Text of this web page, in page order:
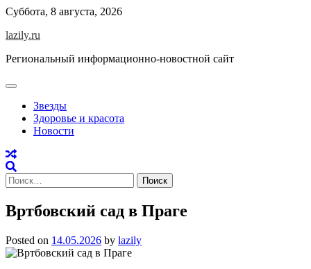
Skip
content
Суббота, 8 августа, 2026
lazily.ru
Региональный информационно-новостной сайт
Звезды
Здоровье и красота
Новости
Найти:
Вртбовский сад в Праге
Posted on 14.05.2026 by lazily